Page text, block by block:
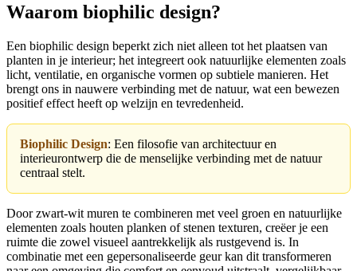
Waarom biophilic design?
Een biophilic design beperkt zich niet alleen tot het plaatsen van
planten in je interieur; het integreert ook natuurlijke elementen zoals
licht, ventilatie, en organische vormen op subtiele manieren. Het
brengt ons in nauwere verbinding met de natuur, wat een bewezen
positief effect heeft op welzijn en tevredenheid.
Biophilic Design: Een filosofie van architectuur en
interieurontwerp die de menselijke verbinding met de natuur
centraal stelt.
Door zwart-wit muren te combineren met veel groen en natuurlijke
elementen zoals houten planken of stenen texturen, creëer je een
ruimte die zowel visueel aantrekkelijk als rustgevend is. In
combinatie met een gepersonaliseerde geur kan dit transformeren